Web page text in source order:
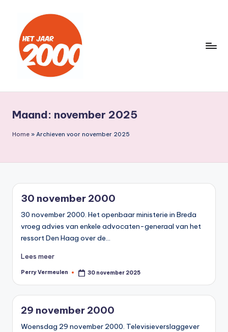
inhoud
t
J
r
2
0
0
0
lang
terug
naar
Maand: november 2025
Home » Archieven voor november 2025
30 november 2000
30 november 2000. Het openbaar ministerie in Breda
vroeg advies van enkele advocaten-generaal van het
ressort Den Haag over de…
Lees meer
Geplaatst
Perry Vermeulen 30 november 2025
29 november 2000
Woensdag 29 november 2000. Televisieverslaggever